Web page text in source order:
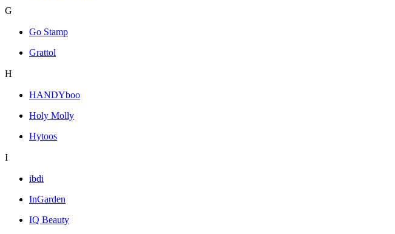
G
Go Stamp
Grattol
H
HANDYboo
Holy Molly
Hytoos
I
ibdi
InGarden
IQ Beauty